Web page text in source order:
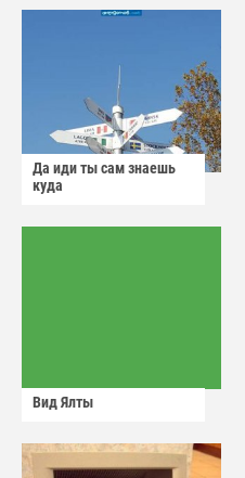
Да иди ты сам знаешь
куда
Вид Ялты